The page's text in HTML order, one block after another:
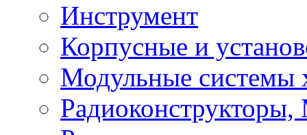
Инструмент
Корпусные и
Модульные системы